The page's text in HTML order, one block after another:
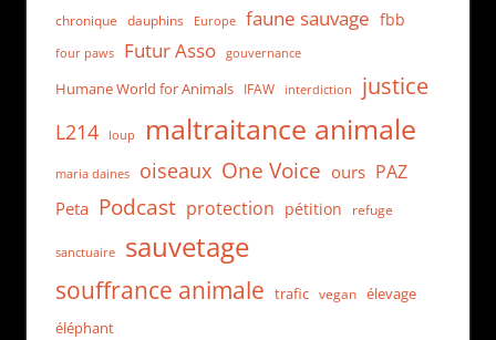
chronique dauphins Europe faune sauvage fbb
four paws Futur Asso gouvernance
Humane World for Animals IFAW interdiction justice
L214 loup maltraitance animale
maria daines oiseaux One Voice ours PAZ
Peta Podcast protection pétition refuge
sanctuaire sauvetage
souffrance animale trafic vegan
élevage
éléphant